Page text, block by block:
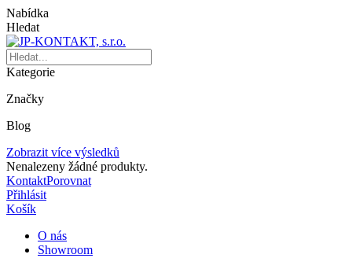
Nabídka
Hledat
Kategorie
Značky
Blog
Zobrazit více výsledků
Nenalezeny žádné produkty.
KontaktPorovnat
Přihlásit
Košík
O nás
Showroom